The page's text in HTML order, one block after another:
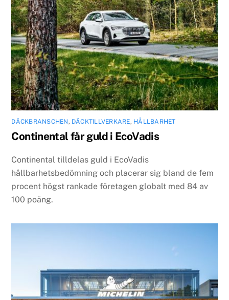
DÄCKBRANSCHEN, DÄCKTILLVERKARE, HÅLLBARHET
Continental får guld i EcoVadis
Continental tilldelas guld i EcoVadis
hållbarhetsbedömning och placerar sig bland de fem
procent högst rankade företagen globalt med 84 av
100 poäng.